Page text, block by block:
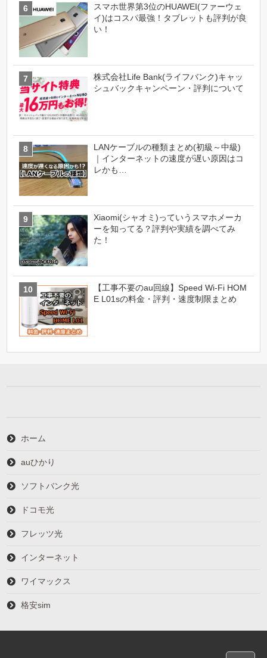
スマホ世界第3位のHUAWEI(ファーウェ
イ)はコスパ最強！タブレットも評判が良
い！
株式会社Life Bank(ライフバンク)キャッ
シュバックキャンペーン・評判について
LANケーブルの種類まとめ(初級～中級)
｜インターネットの速度が遅い原因はコ
レかも…
Xiaomi(シャオミ)っていうスマホメーカ
ーを知ってる？評判や実績を調べてみ
た！
【工事不要のau回線】Speed Wi-Fi HOM
E L01sの料金・評判・速度制限まとめ
ホーム
auひかり
ソフトバンク光
ドコモ光
フレッツ光
インターネット
ワイマックス
格安sim